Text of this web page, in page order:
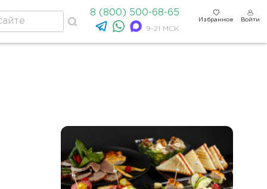
8 (800) 500-68-65
9-21 МСК
Избранное Войти